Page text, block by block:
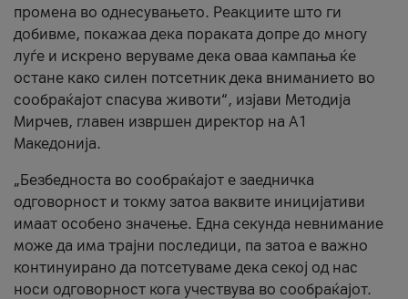
промена во однесувањето. Реакциите што ги
добивме, покажаа дека пораката допре до многу
луѓе и искрено веруваме дека оваа кампања ќе
остане како силен потсетник дека вниманието во
сообраќајот спасува животи“, изјави Методија
Мирчев, главен извршен директор на А1
Македонија.
„Безбедноста во сообраќајот е заедничка
одговорност и токму затоа ваквите иницијативи
имаат особено значење. Една секунда невнимание
може да има трајни последици, па затоа е важно
континуирано да потсетуваме дека секој од нас
носи одговорност кога учествува во сообраќајот.